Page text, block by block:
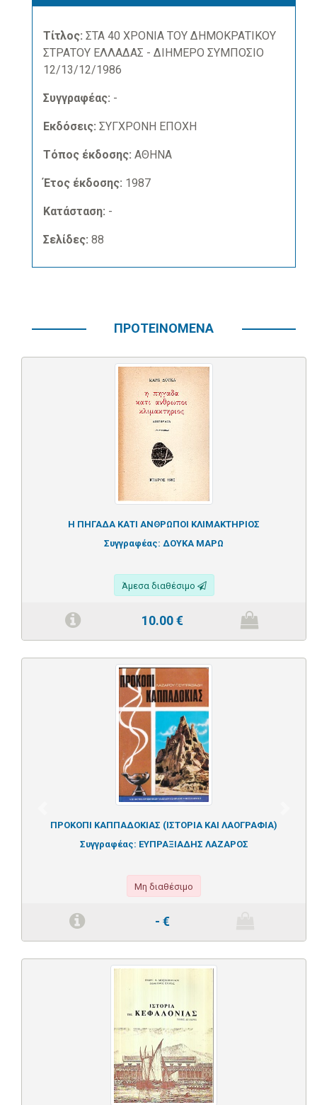
Τίτλος: ΣΤΑ 40 ΧΡΟΝΙΑ ΤΟΥ ΔΗΜΟΚΡΑΤΙΚΟΥ
ΣΤΡΑΤΟΥ ΕΛΛΑΔΑΣ - ΔΙΗΜΕΡΟ ΣΥΜΠΟΣΙΟ
12/13/12/1986
Συγγραφέας: -
Εκδόσεις: ΣΥΓΧΡΟΝΗ ΕΠΟΧΗ
Τόπος έκδοσης: ΑΘΗΝΑ
Έτος έκδοσης: 1987
Κατάσταση: -
Σελίδες: 88
ΠΡΟΤΕΙΝΟΜΕΝΑ
Η ΠΗΓΑΔΑ ΚΑΤΙ ΑΝΘΡΩΠΟΙ ΚΛΙΜΑΚΤΗΡΙΟΣ
Συγγραφέας: ΔΟΥΚΑ ΜΑΡΩ
Άμεσα διαθέσιμο
10.00€
ΠΡΟΚΟΠΙ ΚΑΠΠΑΔΟΚΙΑΣ (ΙΣΤΟΡΙΑ ΚΑΙ ΛΑΟΓΡΑΦΙΑ)
Συγγραφέας: ΕΥΠΡΑΞΙΑΔΗΣ ΛΑΖΑΡΟΣ
Μη διαθέσιμο
- €